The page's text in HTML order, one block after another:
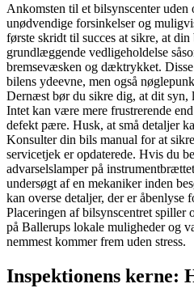
Ankomsten til et bilsynscenter
unødvendige forsinkelser og
første skridt til succes at sikre, at
grundlæggende vedligeholdelse
bremsevæsken og dæktrykket.
bilens ydeevne, men også
Dernæst bør du sikre dig, at dit syn,
Intet kan være mere frustrerende
defekt pære. Husk, at små detaljer
Konsulter din bils manual for at
servicetjek er opdaterede. Hvis du
advarselslamper på
undersøgt af en mekaniker inden
kan overse detaljer, der er åbenlyse
Placeringen af bilsynscentret
på Ballerups lokale muligheder og
nemmest kommer frem uden stress.
Inspektionens kerne: